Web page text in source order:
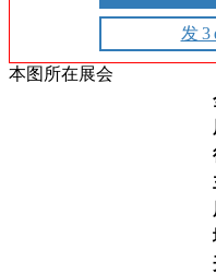
发
本图所在展会